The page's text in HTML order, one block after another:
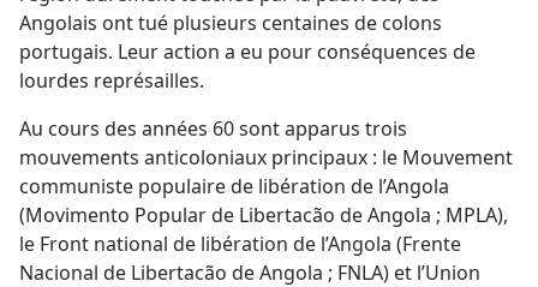
Angolais ont tué plusieurs centaines de colons
portugais. Leur action a eu pour conséquences de
lourdes représailles.
Au cours des années 60 sont apparus trois
mouvements anticoloniaux principaux : le Mouvement
communiste populaire de libération de l’Angola
(Movimento Popular de Libertacão de Angola ; MPLA),
le Front national de libération de l’Angola (Frente
Nacional de Libertacão de Angola ; FNLA) et l’Union